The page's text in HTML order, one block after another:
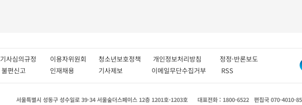
기사심의규정 이용자위원회 청소년보호정책 개인정보처리방침 정정·반론보도
불편신고 인재채용 기사제보 이메일무단수집거부 RSS
서울특별시 성동구 성수일로 39-34 서울숲더스페이스 12층 1201호-1203호 대표전화 : 1800-6522 편집국 070-4010-